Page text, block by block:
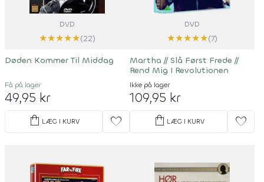
DVD
★★★★★(22)
Døden Kommer Til Middag
Få på lager
49,95 kr
shopping_bag LÆG I KURV favorite
DVD
★★★★★(7)
Martha // Slå Først Frede //
Rend Mig I Revolutionen
Ikke på lager
109,95 kr
shopping_bag LÆG I KURV favorite